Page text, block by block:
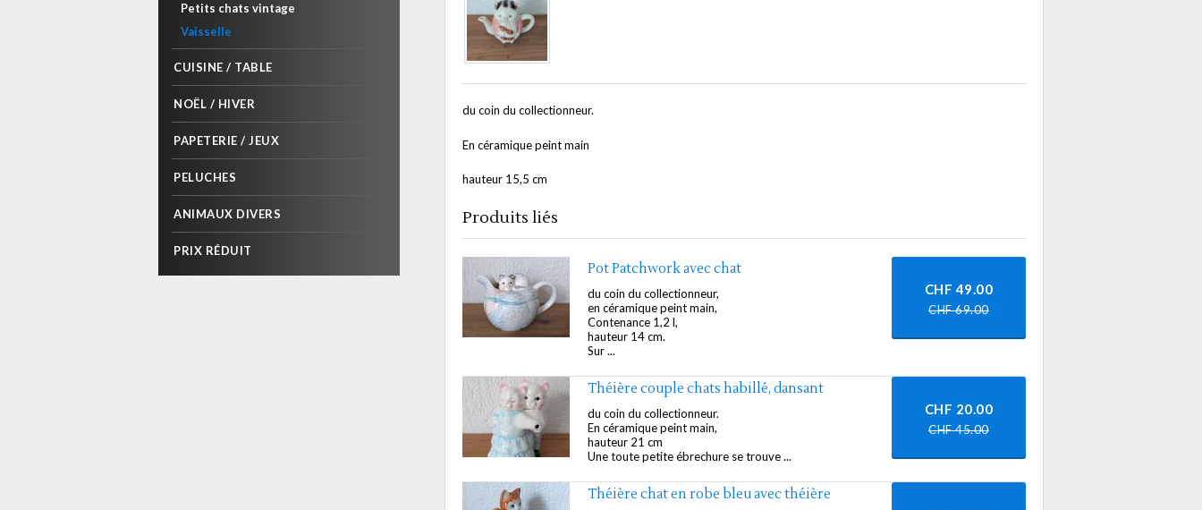
Petits chats vintage
Vaisselle
CUISINE / TABLE
NOËL / HIVER
PAPETERIE / JEUX
PELUCHES
ANIMAUX DIVERS
PRIX RÉDUIT
du coin du collectionneur.
En céramique peint main
hauteur 15,5 cm
Produits liés
Pot Patchwork avec chat
du coin du collectionneur,
en céramique peint main,
Contenance 1,2 l,
hauteur 14 cm.
Sur ...
CHF 49.00
CHF 69.00
Théière couple chats habillé, dansant
du coin du collectionneur.
En céramique peint main,
hauteur 21 cm
Une toute petite ébrechure se trouve ...
CHF 20.00
CHF 45.00
Théière chat en robe bleu avec théière